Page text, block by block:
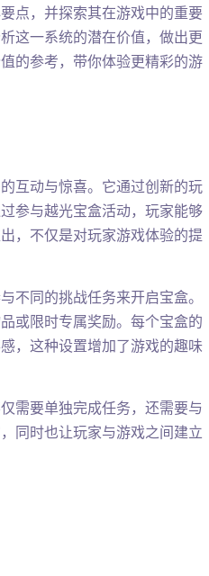
点，并探索其在游戏中的重要
这一系统的潜在价值，做出更
的参考，带你体验更精彩的游
互动与惊喜。它通过创新的玩
参与越光宝盒活动，玩家能够
，不仅是对玩家游戏体验的提
不同的挑战任务来开启宝盒。
或限时专属奖励。每个宝盒的
，这种设置增加了游戏的趣味
需要单独完成任务，还需要与
同时也让玩家与游戏之间建立